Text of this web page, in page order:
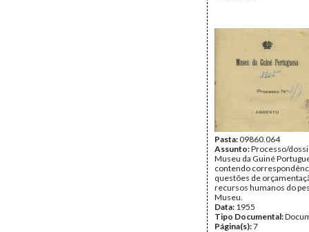
Pasta:09860.064
Assunto:Processo/
Museu da Guiné
contendo
questões de
recursos humanos do
Museu.
Data: 1955
Tipo Documental:
Página(s):7